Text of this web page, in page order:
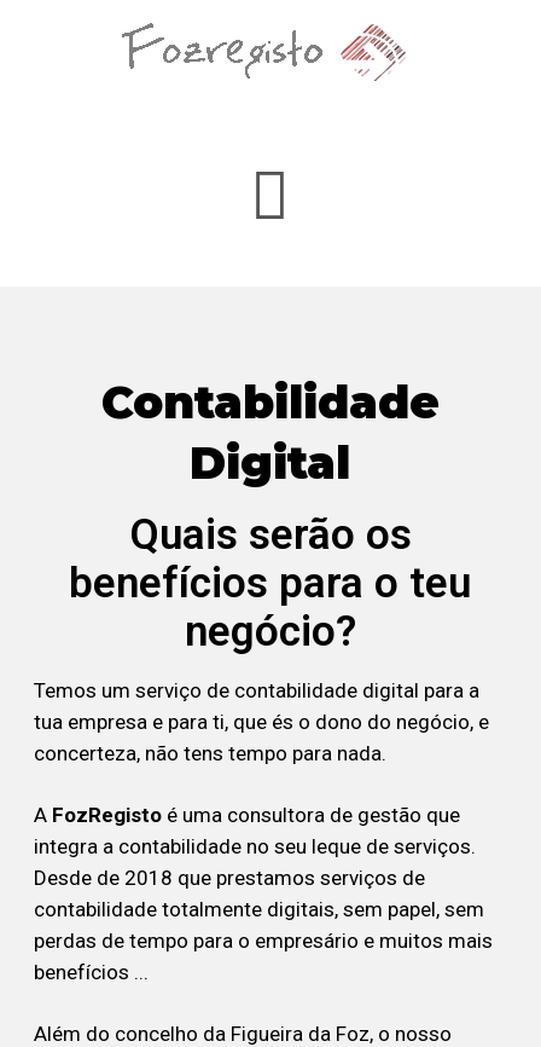
Contabilidade
Digital
Quais serão os
benefícios para o teu
negócio?
Temos um serviço de contabilidade digital para a
tua empresa e para ti, que és o dono do negócio, e
concerteza, não tens tempo para nada.
A FozRegisto é uma consultora de gestão que
integra a contabilidade no seu leque de serviços.
Desde de 2018 que prestamos serviços de
contabilidade totalmente digitais, sem papel, sem
perdas de tempo para o empresário e muitos mais
benefícios ...
Além do concelho da Figueira da Foz, o nosso